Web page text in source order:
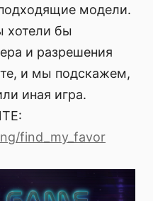
модели.
хотели бы
и разрешения
и мы подскажем,
иная игра.
find_my_favor